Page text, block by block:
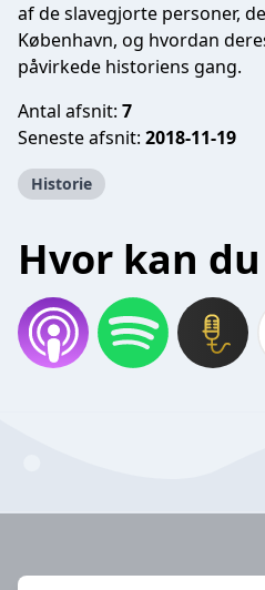
af de slavegjorte personer,
København, og hvordan
påvirkede historiens gang.
Antal afsnit: 7
Seneste afsnit: 2018-11-19
Historie
Hvor kan